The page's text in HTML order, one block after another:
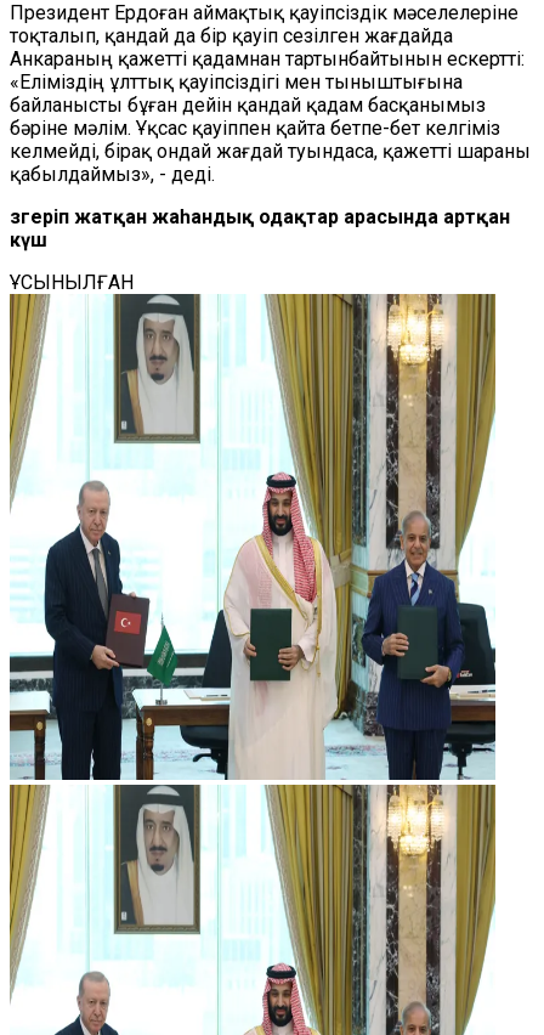
Президент Ердоған аймақтық қауіпсіздік мәселелеріне
тоқталып, қандай да бір қауіп сезілген жағдайда
Анкараның қажетті қадамнан тартынбайтынын ескертті:
«Еліміздің ұлттық қауіпсіздігі мен тыныштығына
байланысты бұған дейін қандай қадам басқанымыз
бәріне мәлім. Ұқсас қауіппен қайта бетпе-бет келгіміз
келмейді, бірақ ондай жағдай туындаса, қажетті шараны
қабылдаймыз», - деді.
Өзгеріп жатқан жаһандық одақтар арасында артқан
күш
ҰСЫНЫЛҒАН